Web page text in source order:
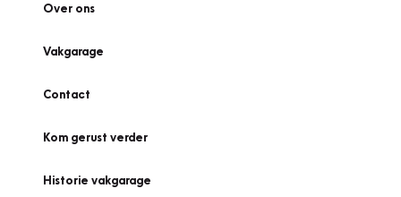
Over ons
Vakgarage
Contact
Kom gerust verder
Historie vakgarage